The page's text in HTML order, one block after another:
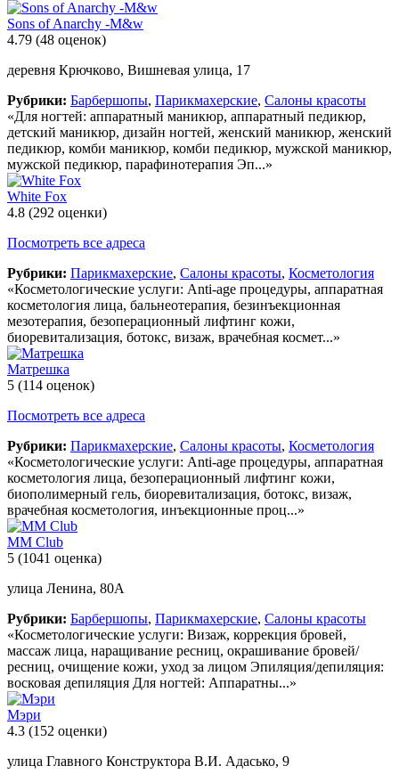
Sons of Anarchy -M&w
4.79 (48 оценок)
деревня Крючково, Вишневая улица, 17
Рубрики: Барбершопы, Парикмахерские, Салоны красоты
«Для ногтей: аппаратный маникюр, аппаратный педикюр,
детский маникюр, дизайн ногтей, женский маникюр, женский
педикюр, комби маникюр, комби педикюр, мужской маникюр,
мужской педикюр, парафинотерапия Эп...»
White Fox
4.8 (292 оценки)
Посмотреть все адреса
Рубрики: Парикмахерские, Салоны красоты, Косметология
«Косметологические услуги: Anti-age процедуры, аппаратная
косметология лица, бальнеотерапия, безинъекционная
мезотерапия, безоперационный лифтинг кожи,
биоревитализация, ботокс, визаж, врачебная космет...»
Матрешка
5 (114 оценок)
Посмотреть все адреса
Рубрики: Парикмахерские, Салоны красоты, Косметология
«Косметологические услуги: Anti-age процедуры, аппаратная
косметология лица, безоперационный лифтинг кожи,
биополимерный гель, биоревитализация, ботокс, визаж,
врачебная косметология, инъекционные проц...»
ММ Club
5 (1041 оценка)
улица Ленина, 80А
Рубрики: Барбершопы, Парикмахерские, Салоны красоты
«Косметологические услуги: Визаж, коррекция бровей,
массаж лица, наращивание ресниц, окрашивание бровей/
ресниц, очищение кожи, уход за лицом Эпиляция/депиляция:
восковая депиляция Для ногтей: Аппаратны...»
Мэри
4.3 (152 оценки)
улица Главного Конструктора В.И. Адасько, 9